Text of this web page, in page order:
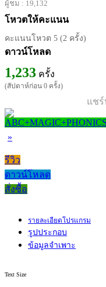
ผู้ชม : 19,132
โหวตให้คะแนน
คะแนนโหวต 5 (2 ครั้ง)
ดาวน์โหลด
1,233 ครั้ง
(สัปดาห์ก่อน 0 ครั้ง)
แช
»
รีวิว
ดาวน์โหลด
สั่งซื้อ
รายละเอียดโปรแกรม
รูปประกอบ
ข้อมูลจำเพาะ
Text Size